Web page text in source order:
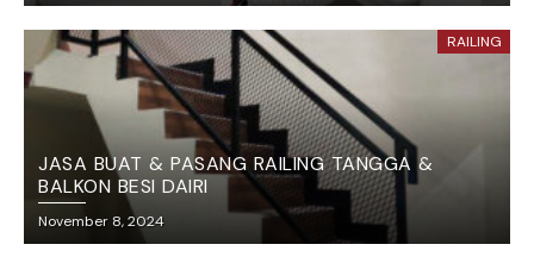
RAILING
JASA BUAT & PASANG RAILING TANGGA &
BALKON BESI DAIRI
November 8, 2024